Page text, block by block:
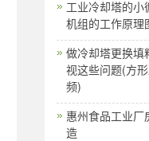
工业冷却塔的小
机组的工作原理
做冷却塔更换填
视这些问题(方
频)
惠州食品工业厂
造